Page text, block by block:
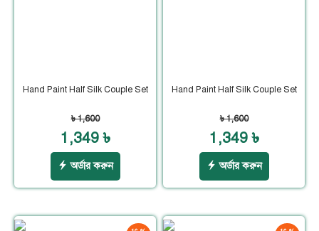
Hand Paint Half Silk Couple Set
৳ 1,600
1,349 ৳
অর্ডার করুন
Hand Paint Half Silk Couple Set
৳ 1,600
1,349 ৳
অর্ডার করুন